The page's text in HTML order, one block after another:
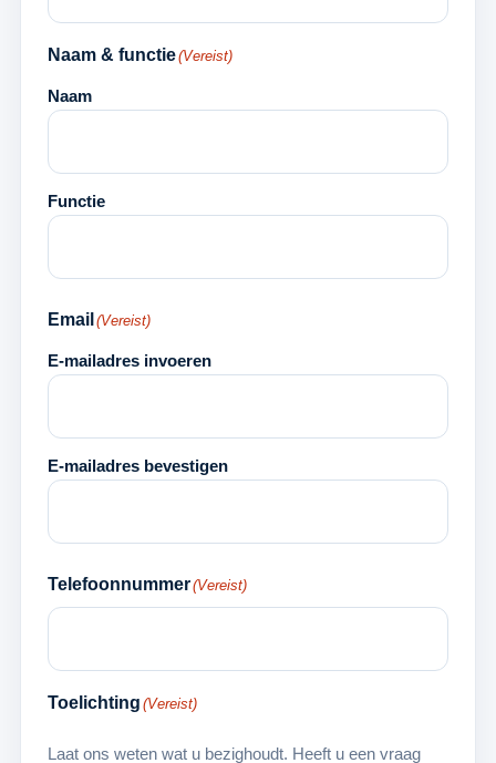
Naam & functie(Vereist)
Naam
Functie
Email (Vereist)
E-mailadres invoeren
E-mailadres bevestigen
Telefoonnummer(Vereist)
Toelichting (Vereist)
Laat ons weten wat u bezighoudt. Heeft u een vraag